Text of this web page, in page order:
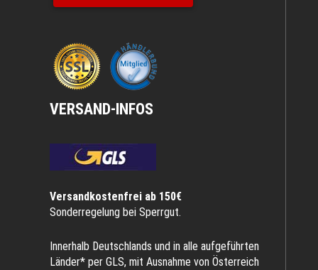
VERSAND-INFOS
Versandkostenfrei ab 150€
Sonderregelung bei Sperrgut.
Innerhalb Deutschlands und in alle aufgeführten
Länder* per GLS, mit Ausnahme von Österreich